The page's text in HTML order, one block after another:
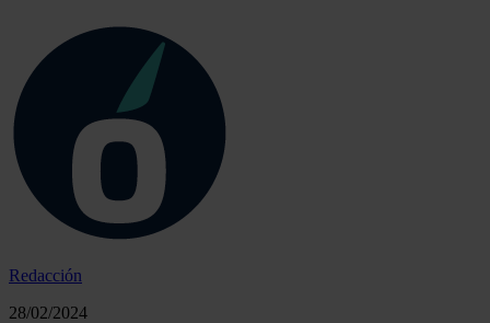
Redacción
28/02/2024